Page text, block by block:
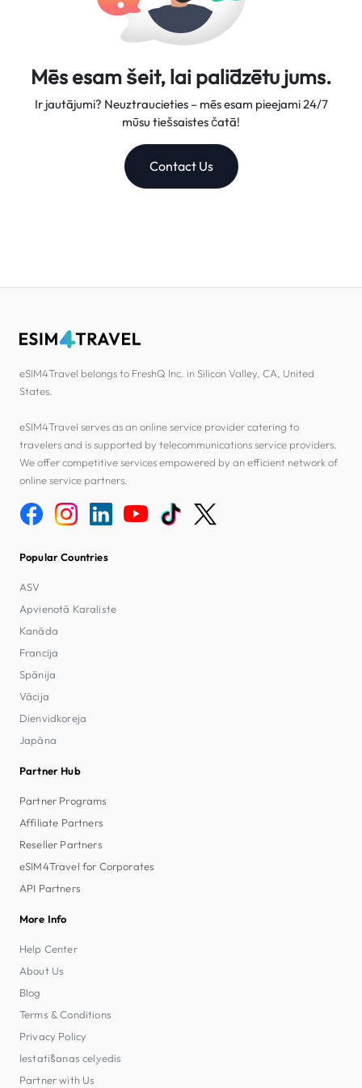
Mēs esam šeit, lai palīdzētu jums.
Ir jautājumi? Neuztraucieties – mēs esam pieejami 24/7
mūsu tiešsaistes čatā!
Contact Us
eSIM4Travel belongs to FreshQ Inc. in Silicon Valley, CA, United
States.
eSIM4Travel serves as an online service provider catering to
travelers and is supported by telecommunications service providers.
We offer competitive services empowered by an efficient network of
online service partners.
Popular Countries
ASV
Apvienotā Karaliste
Kanāda
Francija
Spānija
Vācija
Dienvidkoreja
Japāna
Partner Hub
Partner Programs
Affiliate Partners
Reseller Partners
eSIM4Travel for Corporates
API Partners
More Info
Help Center
About Us
Blog
Terms & Conditions
Privacy Policy
Iestatīšanas ceļvedis
Partner with Us